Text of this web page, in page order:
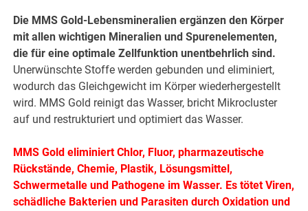
Die MMS Gold-Lebensmineralien ergänzen den Körper
mit allen wichtigen Mineralien und Spurenelementen,
die für eine optimale Zellfunktion unentbehrlich sind.
Unerwünschte Stoffe werden gebunden und eliminiert,
wodurch das Gleichgewicht im Körper wiederhergestellt
wird. MMS Gold reinigt das Wasser, bricht Mikrocluster
auf und restrukturiert und optimiert das Wasser.
MMS Gold eliminiert Chlor, Fluor, pharmazeutische
Rückstände, Chemie, Plastik, Lösungsmittel,
Schwermetalle und Pathogene im Wasser. Es tötet Viren,
schädliche Bakterien und Parasiten durch Oxidation und